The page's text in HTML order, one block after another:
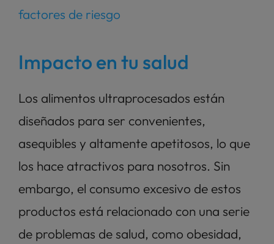
factores de riesgo
Impacto en tu salud
Los alimentos ultraprocesados están
diseñados para ser convenientes,
asequibles y altamente apetitosos, lo que
los hace atractivos para nosotros. Sin
embargo, el consumo excesivo de estos
productos está relacionado con una serie
de problemas de salud, como obesidad,